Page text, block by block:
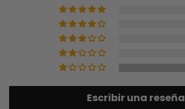
Escribir una reseña